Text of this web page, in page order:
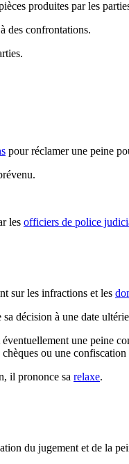
produites par les
des confrontations.
pour réclamer une peine
les officiers de police
sur les infractions et les
décision à une date
une peine
ou une
il prononce sa relaxe.
du jugement et de la